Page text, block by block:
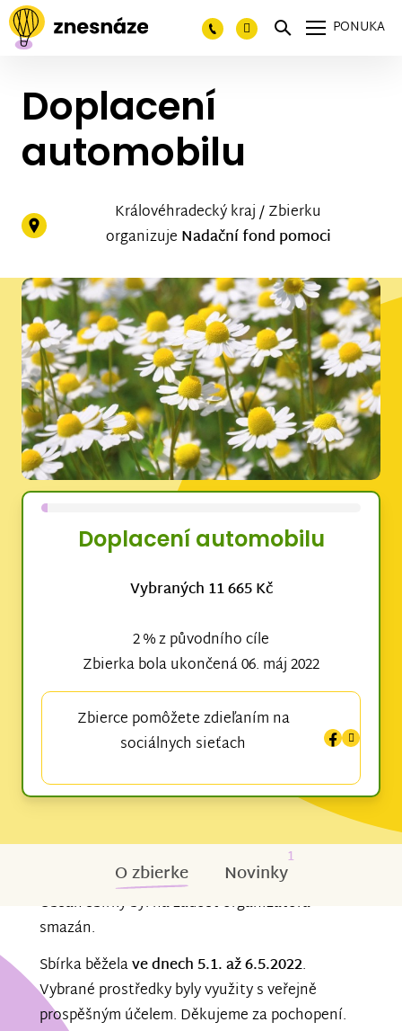
PONUKA
Doplacení
automobilu
Královéhradecký kraj / Zbierku
organizuje Nadační fond pomoci
Doplacení automobilu
Vybraných 11 665 Kč
2 % z původního cíle
Zbierka bola ukončená 06. máj 2022
Zbierce pomôžete zdieľaním na
sociálnych sieťach
O zbierke Novinky
1
Obsah sbírky byl na žádost organizátora
smazán.
Sbírka běželave dnech 5.1. až 6.5.2022.
Vybrané prostředky byly využity s veřejně
prospěšným účelem. Děkujeme za pochopení.